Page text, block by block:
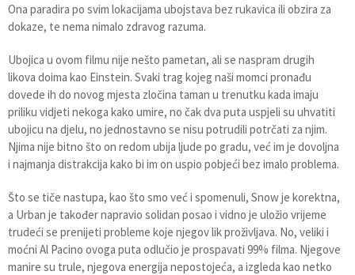
Ona paradira po svim lokacijama ubojstava bez rukavica ili obzira za
dokaze, te nema nimalo zdravog razuma.
Ubojica u ovom filmu nije nešto pametan, ali se naspram drugih
likova doima kao Einstein. Svaki trag kojeg naši momci pronađu
dovede ih do novog mjesta zločina taman u trenutku kada imaju
priliku vidjeti nekoga kako umire, no čak dva puta uspjeli su uhvatiti
ubojicu na djelu, no jednostavno se nisu potrudili potrčati za njim.
Njima nije bitno što on redom ubija ljude po gradu, već im je dovoljna
i najmanja distrakcija kako bi im on uspio pobjeći bez imalo problema.
Što se tiče nastupa, kao što smo već i spomenuli, Snow je korektna,
a Urban je također napravio solidan posao i vidno je uložio vrijeme
trudeći se prenijeti probleme koje njegov lik proživljava. No, veliki i
moćni Al Pacino ovoga puta odlučio je prospavati 99% filma. Njegove
manire su trule, njegova energija nepostojeća, a izgleda kao netko